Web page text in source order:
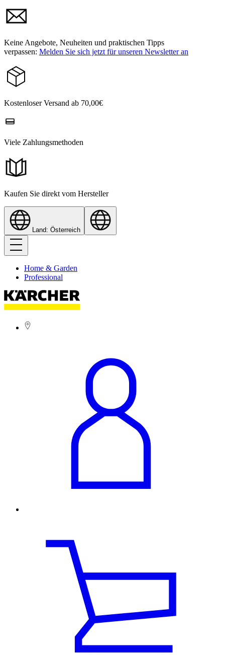
Keine Angebote, Neuheiten und praktischen Tipps
verpassen: Melden Sie sich jetzt für unseren Newsletter an
Kostenloser Versand ab 70,00€
Viele Zahlungsmethoden
Kaufen Sie direkt vom Hersteller
Land: Österreich
Home & Garden
Professional